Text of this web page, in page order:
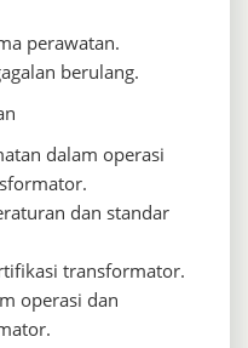
perawatan.
berulang.
dalam operasi
dan standar
transformator.
operasi dan